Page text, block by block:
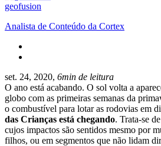
geofusion
Analista de Conteúdo da Cortex
set. 24, 2020, 6min de leitura
O ano está acabando. O sol volta a
globo com as primeiras semanas da
o combustível para lotar as rodovias em
das Crianças está chegando. Trata-se
cujos impactos são sentidos mesmo por
filhos, ou em segmentos que não lidam